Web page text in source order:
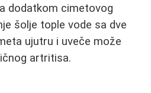
dodatkom cimetovog
šolje tople vode sa dve
ujutru i uveče može
artritisa.